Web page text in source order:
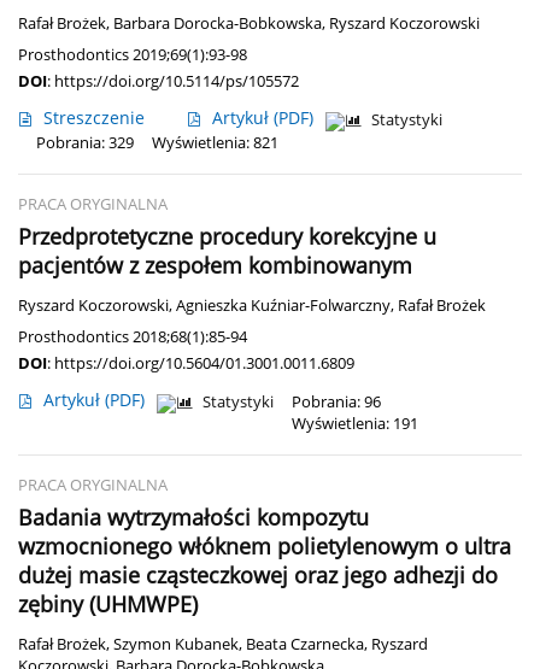
Rafał Brożek, Barbara Dorocka-Bobkowska, Ryszard Koczorowski
Prosthodontics 2019;69(1):93-98
DOI: https://doi.org/10.5114/ps/105572
Streszczenie Artykuł (PDF)
Statystyki
Pobrania: 329
Wyświetlenia: 821
PRACA ORYGINALNA
Przedprotetyczne procedury korekcyjne u
pacjentów z zespołem kombinowanym
Ryszard Koczorowski,Agnieszka Kuźniar-Folwarczny, Rafał Brożek
Prosthodontics 2018;68(1):85-94
DOI: https://doi.org/10.5604/01.3001.0011.6809
Artykuł (PDF) Statystyki
Pobrania: 96
Wyświetlenia: 191
PRACA ORYGINALNA
Badania wytrzymałości kompozytu
wzmocnionego włóknem polietylenowym o ultra
dużej masie cząsteczkowej oraz jego adhezji do
zębiny (UHMWPE)
Rafał Brożek,Szymon Kubanek, Beata Czarnecka, Ryszard